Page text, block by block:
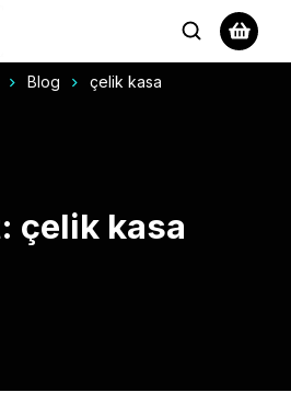
Blog çelik kasa
çelik kasa